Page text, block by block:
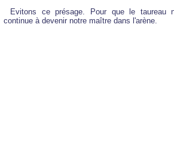
Evitons ce présage. Pour que le taureau
continue à devenir notre maître dans l'arène.